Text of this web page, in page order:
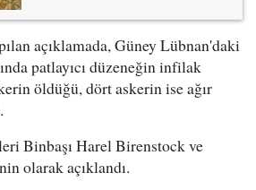
açıklamada, Güney Lübnan'daki
patlayıcı düzeneğin infilak
öldüğü, dört askerin ise ağır
Binbaşı Harel Birenstock ve
olarak açıklandı.